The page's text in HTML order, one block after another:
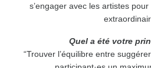
s’engager avec les artistes
Quel a été votre
“Trouver l’équilibre entre